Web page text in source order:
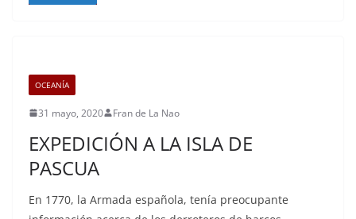
OCEANÍA
31 mayo, 2020 Fran de La Nao
EXPEDICIÓN A LA ISLA DE
PASCUA
En 1770, la Armada española, tenía preocupante